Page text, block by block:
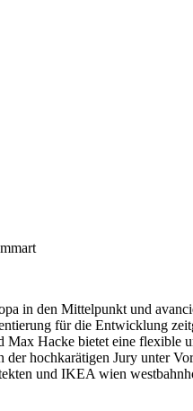
in den Mittelpunkt und
für die Entwicklung
Hacke bietet eine flexible
hochkarätigen Jury unter
und IKEA wien